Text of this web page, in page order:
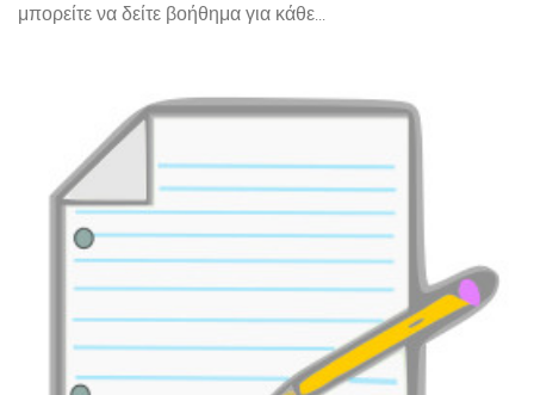
μπορείτε να δείτε βοήθημα για κάθε...